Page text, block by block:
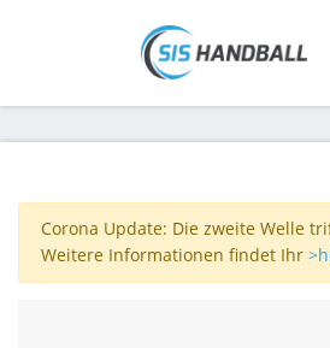
Corona Update: Die zweite Welle
Weitere Informationen findet Ihr